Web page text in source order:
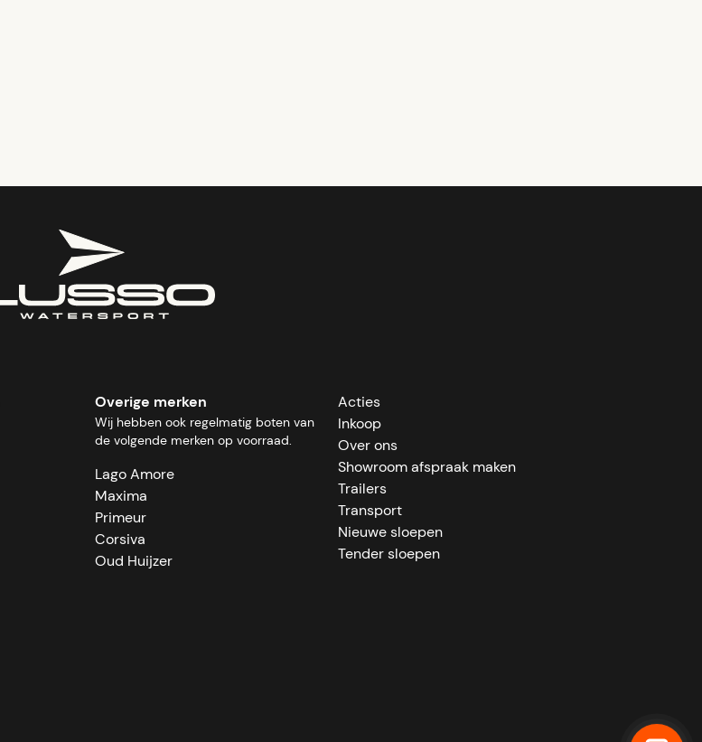
Overige merken
Wij hebben ook regelmatig boten van
de volgende merken op voorraad.
Lago Amore
Maxima
Primeur
Corsiva
Oud Huijzer
Acties
Inkoop
Over ons
Showroom afspraak maken
Trailers
Transport
Nieuwe sloepen
Tender sloepen